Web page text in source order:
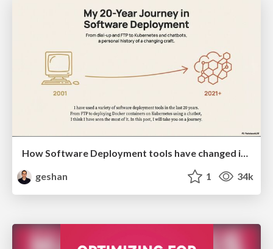
How Software Deployment tools have changed in the past 20 years
geshan
1 34k